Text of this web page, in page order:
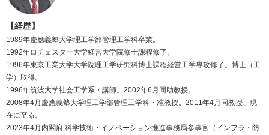
【経歴】
1989年慶應義塾大学理工学部管理工学科卒業。
1992年ロチェスター大学経営大学院修士課程修了。
1996年東京工業大学大学院理工学研究科博士課程経営工学専攻修了。博士（工
学）取得。
1996年筑波大学社会工学系・講師。2002年6月同助教授。
2008年4月慶應義塾大学理工学部管理工学科・准教授。2011年4月同教授、現
在に至る。
2023年4月内閣府 科学技術・イノベーション推進事務局参事官（インフラ・防